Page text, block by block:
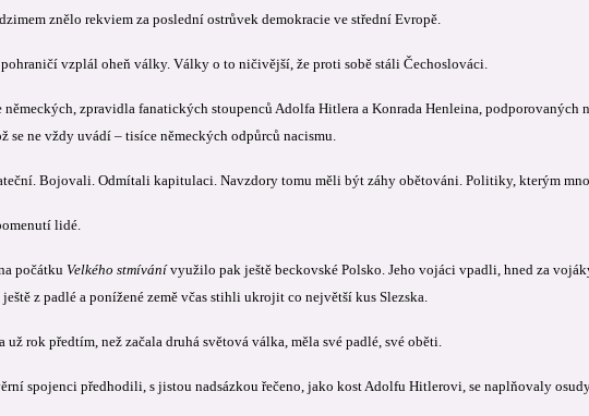
znělo rekviem za poslední ostrůvek demokracie ve střední Evropě.
pohraničí vzplál oheň války. Války o to ničivější, že proti sobě stáli Čechoslováci.
německých, zpravidla fanatických stoupenců Adolfa Hitlera a Konrada Henleina, podporovaných
se ne vždy uvádí – tisíce německých odpůrců nacismu.
Bojovali. Odmítali kapitulaci. Navzdory tomu měli být záhy obětováni. Politiky, kterým
lidé.
počátku Velkého stmívánívyužilo pak ještě beckovské Polsko. Jeho vojáci vpadli, hned za
z padlé a ponížené země včas stihli ukrojit co největší kus Slezska.
už rok předtím, než začala druhá světová válka, měla své padlé, své oběti.
spojenci předhodili, s jistou nadsázkou řečeno, jako kost Adolfu Hitlerovi, se naplňovaly